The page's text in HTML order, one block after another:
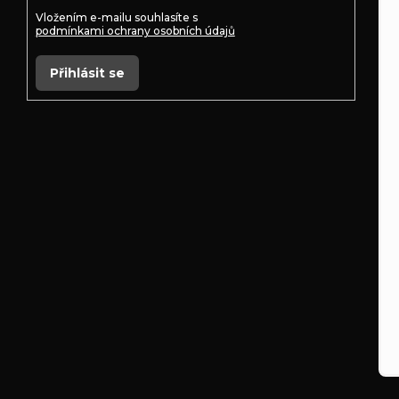
Vložením e-mailu souhlasíte s
podmínkami ochrany osobních údajů
Přihlásit se